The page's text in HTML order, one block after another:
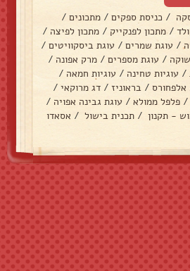
/ כניסת ספקים / מתכונים /
/ מתכון לפנקייק / מתכון לפיצה /
/ עוגת שמרים / עוגת ביסקוויטים /
/ עוגת מספרים / מרק אפונה /
/ עוגיות טחינה / עוגיות חמאה /
אלפחורס / בראוניז / דג מרוקאי /
/ פלפל ממולא / עוגת גבינה אפויה /
- תקנון / תכנית בישול / אסאדו